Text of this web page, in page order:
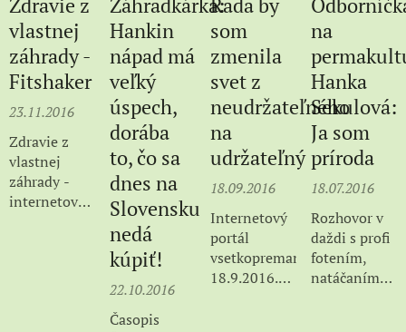
bola fajn :-)
Moderoval
Marián
Benka.
Moderoval
Marián
Benka.
časopisu
Z&V, v
kategórii
"alternative
vita".
vlastnej
záhrady -
Fitshaker
23.11.2016
Zdravie z
vlastnej
záhrady -
internetový
Hankin
nápad má
veľký
úspech,
dorába
to, čo sa
dnes na
Slovensku
nedá
kúpiť!
22.10.2016
Časopis
som
zmenila
svet z
neudržateľného
na
udržateľný
18.09.2016
Internetový
portál
vsetkopremamu.sk
18.9.2016.
na
Hanka
Sekulová:
Ja som
príroda
18.07.2016
Rozhovor v
daždi s profi
fotením,
natáčaním